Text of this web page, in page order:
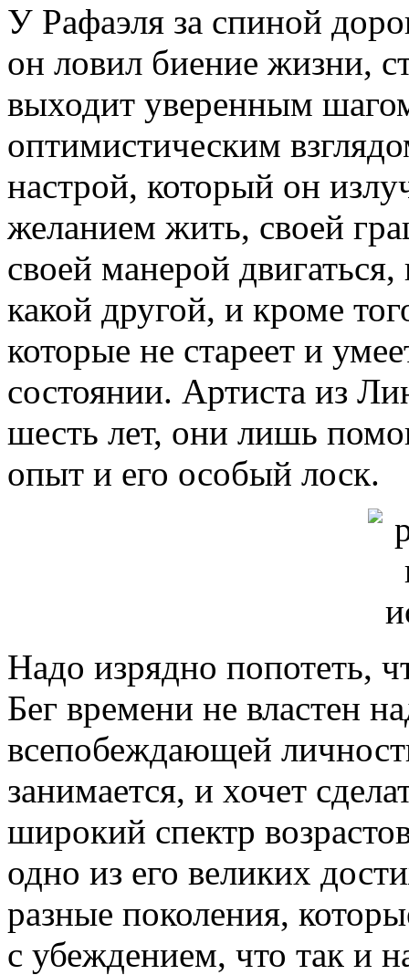
У Рафаэля за спиной
он ловил биение жизни,
выходит уверенным
оптимистическим
настрой, который он
желанием жить, своей
своей манерой
какой другой, и кроме
которые не стареет и
состоянии. Артиста из
шесть лет, они лишь
опыт и его особый лоск.
Надо изрядно попотеть,
Бег времени не властен
всепобеждающей
занимается, и хочет
широкий спектр
одно из его великих
разные поколения,
с убеждением, что так и